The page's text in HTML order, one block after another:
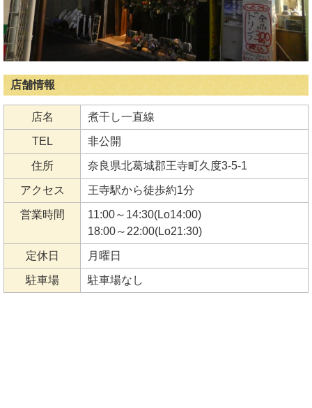
店舗情報
店名 煮干し一直線
TEL 非公開
住所 奈良県北葛城郡王寺町久度3-5-1
アクセス 王寺駅から徒歩約1分
営業時間
11:00～14:30(Lo14:00)
18:00～22:00(Lo21:30)
定休日 月曜日
駐車場 駐車場なし